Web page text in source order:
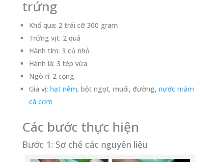
trứng
Khổ qua: 2 trái cỡ 300 gram
Trứng vịt: 2 quả
Hành tím: 3 củ nhỏ
Hành lá: 3 tép vừa
Ngò rí: 2 cọng
Gia vị: hạt nêm, bột ngọt, muối, đường, nước mắm
cá cơm
Các bước thực hiện
Bước 1: Sơ chế các nguyên liệu